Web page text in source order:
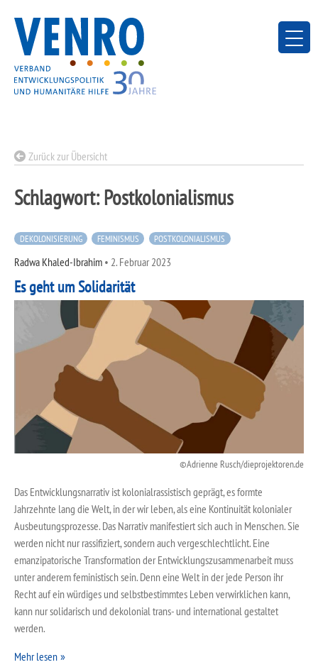
content
Zurück zur Übersicht
Schlagwort:Postkolonialismus
DEKOLONISIERUNG FEMINISMUS POSTKOLONIALISMUS
Radwa Khaled-Ibrahim • 2. Februar 2023
Es geht um Solidarität
Adrienne Rusch/dieprojektoren.de
Das Entwicklungsnarrativ ist kolonialrassistisch geprägt, es formte
Jahrzehnte lang die Welt, in der wir leben, als eine Kontinuität kolonialer
Ausbeutungsprozesse. Das Narrativ manifestiert sich auch in Menschen. Sie
werden nicht nur rassifiziert, sondern auch vergeschlechtlicht. Eine
emanzipatorische Transformation der Entwicklungszusammenarbeit muss
unter anderem feministisch sein. Denn eine Welt in der jede Person ihr
Recht auf ein würdiges und selbstbestimmtes Leben verwirklichen kann,
kann nur solidarisch und dekolonial trans- und international gestaltet
werden.
Mehr lesen